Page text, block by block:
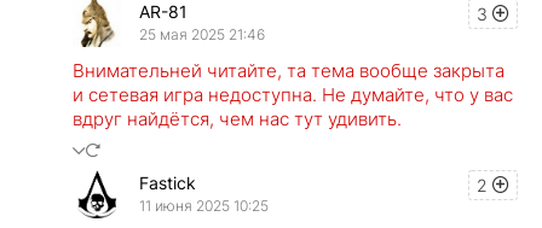
3
AR-81
25 мая 2025 21:46
Внимательней читайте, та тема вообще закрыта
и сетевая игра недоступна. Не думайте, что у вас
вдруг найдётся, чем нас тут удивить.
2
Fastick
11 июня 2025 10:25